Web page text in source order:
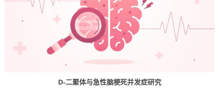
D-二聚体与急性脑梗死并发症研究